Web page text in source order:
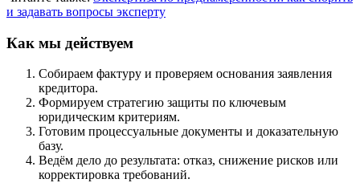
и задавать вопросы эксперту
Как мы действуем
Собираем фактуру и проверяем основания заявления
кредитора.
Формируем стратегию защиты по ключевым
юридическим критериям.
Готовим процессуальные документы и доказательную
базу.
Ведём дело до результата: отказ, снижение рисков или
корректировка требований.